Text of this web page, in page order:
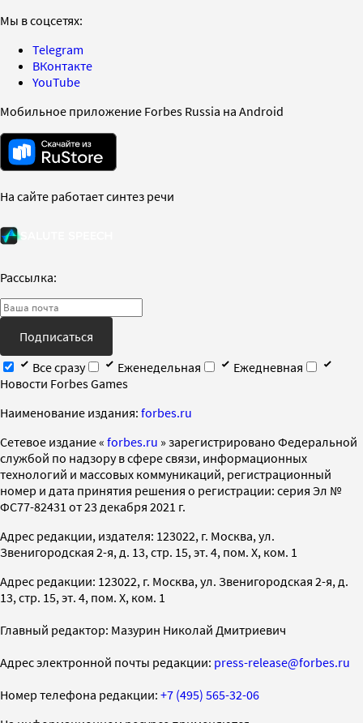
Мы в соцсетях:
Telegram
ВКонтакте
YouTube
Мобильное приложение Forbes Russia на Android
На сайте работает синтез речи
Рассылка:
Подписаться
Все сразу
Еженедельная
Ежедневная
Новости Forbes Games
Наименование издания: forbes.ru
Cетевое издание « forbes.ru » зарегистрировано Федеральной
службой по надзору в сфере связи, информационных
технологий и массовых коммуникаций, регистрационный
номер и дата принятия решения о регистрации: серия Эл №
ФС77-82431 от 23 декабря 2021 г.
Адрес редакции, издателя: 123022, г. Москва, ул.
Звенигородская 2-я, д. 13, стр. 15, эт. 4, пом. X, ком. 1
Адрес редакции: 123022, г. Москва, ул. Звенигородская 2-я, д.
13, стр. 15, эт. 4, пом. X, ком. 1
Главный редактор: Мазурин Николай Дмитриевич
Адрес электронной почты редакции: press-release@forbes.ru
Номер телефона редакции: +7 (495) 565-32-06